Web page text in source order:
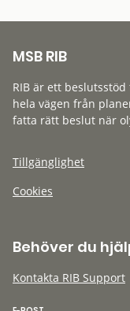
MSB RIB
RIB är ett
hela vägen från
fatta rätt beslut när
Tillgänglighet
Cookies
Behöver du
Kontakta RIB Support